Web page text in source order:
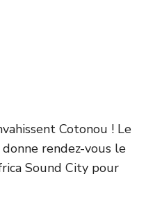
Cotonou ! Le
rendez-vous le
Sound City pour